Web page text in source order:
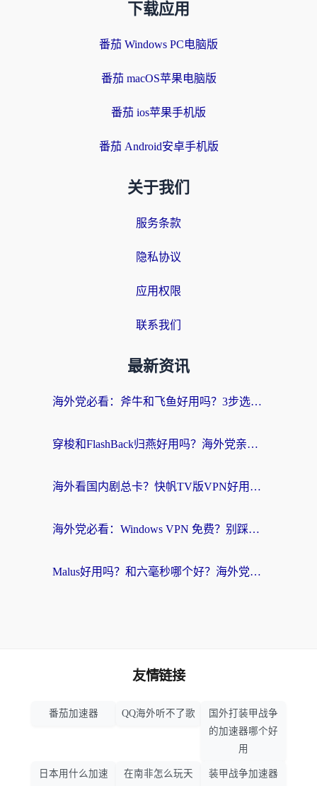
下载应用
番茄 Windows PC电脑版
番茄 macOS苹果电脑版
番茄 ios苹果手机版
番茄 Android安卓手机版
关于我们
服务条款
隐私协议
应用权限
联系我们
最新资讯
海外党必看：斧牛和飞鱼好用吗？3步选对回国加速器，无缝刷剧玩国服
穿梭和FlashBack归燕好用吗？海外党亲测3款热门回国加速器，教你选对不踩坑
海外看国内剧总卡？快帆TV版VPN好用吗？和快滚VPN对比哪个回国效果更好？
海外党必看：Windows VPN 免费？别踩坑！教你选对好用的国内加速器无缝回国
Malus好用吗？和六毫秒哪个好？海外党选回国加速器的避坑指南
友情链接
番茄加速器 QQ海外听不了歌
国外打装甲战争
的加速器哪个好
用
日本用什么加速 在南非怎么玩天 装甲战争加速器